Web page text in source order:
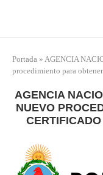
Portada » AGENCIA
procedimiento para
AGENCIA
NUEVO